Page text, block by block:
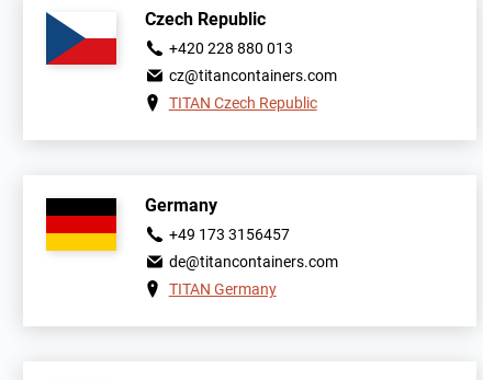
Czech Republic
+420 228 880 013
cz@titancontainers.com
TITAN Czech Republic
Germany
+49 173 3156457
de@titancontainers.com
TITAN Germany